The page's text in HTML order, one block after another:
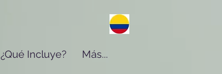
¿Qué Incluye? Más...